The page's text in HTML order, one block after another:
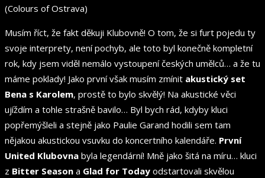
(Colours of Ostrava)
Musím říct, že fakt děkuji Klubovně! O tom, že si furt pojedu ty
svoje interprety, není pochyb, ale toto byl konečně kompletní
rok, kdy jsem viděl nemálo vystoupení českých umělců… a že tu
máme poklady! Jako první však musím zmínit akustický set
Bena s Karolem, prostě to bylo skvělý! Na akustické věci
ujíždím a tohle strašně bavilo… Byl bych rád, kdyby kluci
popřemýšleli a stejně jako Paulie Garand hodili sem tam
nějakou akustickou vsuvku do koncertního kalendáře. První
United Klubovna byla legendární! Mně jako šitá na míru… kluci
z Bitter Season a Glad for Today odstartovali skvělou